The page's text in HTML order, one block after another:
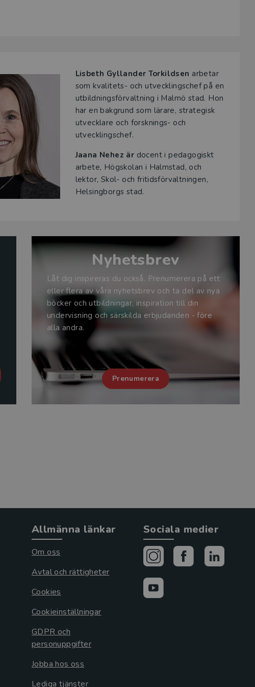
Lisbeth Gyllander Torkildsen arbetar
som kvalitets- och utvecklingschef på en
utbildningsförvaltning i Malmö stad. Hon
har en bakgrund som lärare, strategisk
utvecklare och forsknings- och
utvecklingschef.
Jaana Nehez är docent i pedagogiskt
arbete, Högskolan i Halmstad, och
lektor, Skol- och fritidsförvaltningen,
Helsingborgs stad.
Nyhetsbrev
Låt dig inspireras du också. Prenumerera på ett
eller flera av våra nyhetsbrev och ta del av nya
böcker och utbildningar, inspiration till din
undervisning och särskilda erbjudanden - före
alla andra.
Prenumerera
Allmänna länkar
Om oss
Avtal och rättigheter
Cookies
Cookieinställningar
GDPR och
personuppgifter
Jobba hos oss
Lediga tjänster
Sociala medier